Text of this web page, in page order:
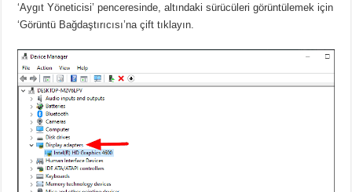
‘Aygıt Yöneticisi’ penceresinde, altındaki sürücüleri görüntülemek için
‘Görüntü Bağdaştırıcısı’na çift tıklayın.